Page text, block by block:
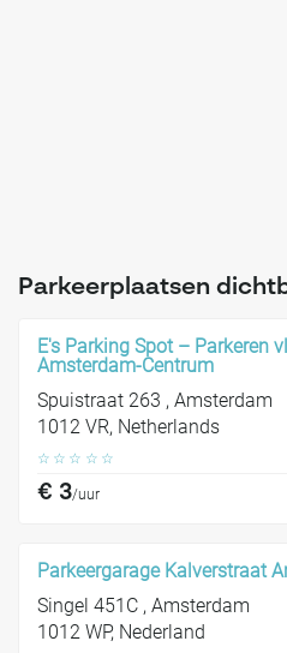
Parkeerplaatsen
E's Parking Spot – Parkeren
Amsterdam-Centrum
Spuistraat 263 , Amsterdam
1012 VR, Netherlands
☆ ☆ ☆ ☆ ☆
€ 3/uur
Parkeergarage Kalverstraat
Singel 451C , Amsterdam
1012 WP, Nederland